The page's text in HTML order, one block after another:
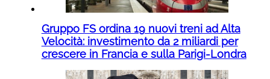
Gruppo FS ordina 19 nuovi treni ad Alta
Velocità: investimento da 2 miliardi per
crescere in Francia e sulla Parigi-Londra